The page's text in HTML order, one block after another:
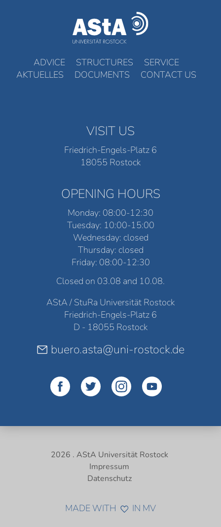
ADVICE STRUCTURES
SERVICE
AKTUELLES
DOCUMENTS CONTACT US
VISIT US
Friedrich-Engels-Platz 6
18055 Rostock
OPENING HOURS
Monday: 08:00-12:30
Tuesday: 10:00-15:00
Wednesday: closed
Thursday: closed
Friday: 08:00-12:30
Closed on 03.08 and 10.08.
AStA / StuRa Universität Rostock
Friedrich-Engels-Platz 6
D - 18055 Rostock
buero.asta@uni-rostock.de
2026 . AStA Universität Rostock
Impressum
Datenschutz
MADE WITH IN MV